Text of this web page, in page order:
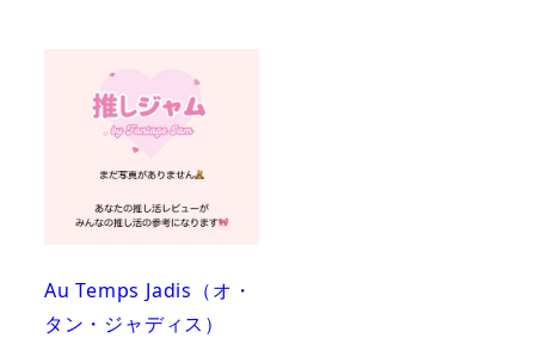
Au Temps Jadis（オ・
タン・ジャディス）